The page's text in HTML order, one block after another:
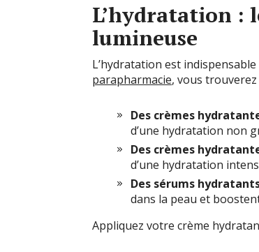
L’hydratation :
lumineuse
L’hydratation est
parapharmacie, vous trouverez
Des crèmes
d’une hydratation non
Des crèmes
d’une hydratation
Des sérums
dans la peau et
Appliquez votre crème